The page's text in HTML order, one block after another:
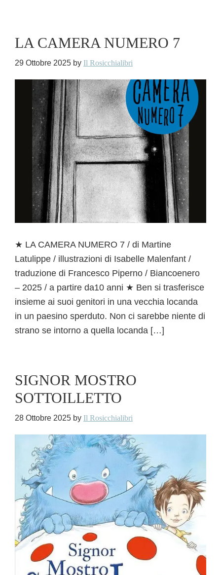
LA CAMERA NUMERO 7
29 Ottobre 2025 by Il Rosicchialibri
★ LA CAMERA NUMERO 7 / di Martine
Latulippe / illustrazioni di Isabelle Malenfant /
traduzione di Francesco Piperno / Biancoenero
– 2025 / a partire da10 anni ★ Ben si trasferisce
insieme ai suoi genitori in una vecchia locanda
in un paesino sperduto. Non ci sarebbe niente di
strano se intorno a quella locanda […]
SIGNOR MOSTRO
SOTTOILLETTO
28 Ottobre 2025 by Il Rosicchialibri